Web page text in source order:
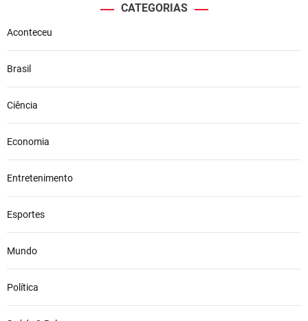
CATEGORIAS
Aconteceu
Brasil
Ciência
Economia
Entretenimento
Esportes
Mundo
Política